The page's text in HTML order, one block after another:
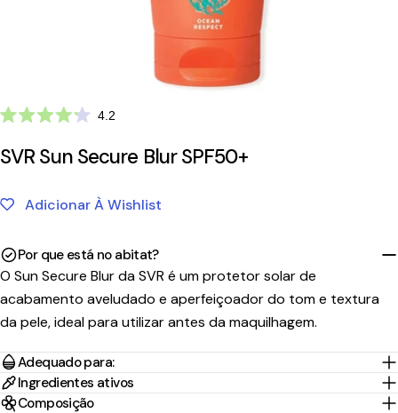
4.2
de
4.2Clique
ir
avaliações
SVR Sun Secure Blur SPF50+
Adicionar À Wishlist
Por que está no abitat?
O Sun Secure Blur da SVR é um protetor solar de
acabamento aveludado e aperfeiçoador do tom e textura
da pele, ideal para utilizar antes da maquilhagem.
Adequado para:
Ingredientes ativos
Composição
País/Região
Envio
Portes